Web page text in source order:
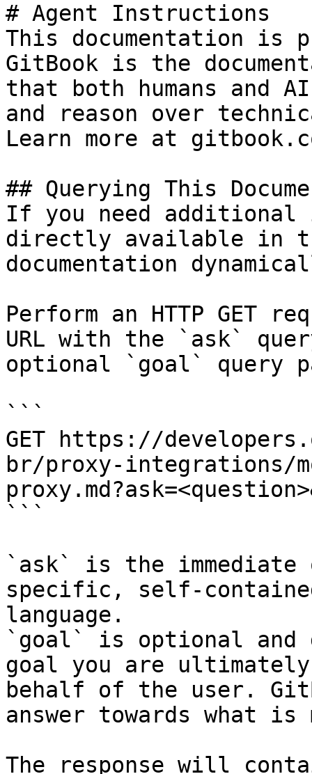
# Agent Instructions
This documentation is
GitBook is the
that both humans and
and reason over
Learn more at
## Querying This
If you need
directly available in
documentation
Perform an HTTP GET
URL with the `ask`
optional `goal` query
```
GET https://
br/proxy-integrations/
```
`ask` is the
specific, self-
language.
`goal` is optional and
goal you are
behalf of the user.
answer towards what
The response will